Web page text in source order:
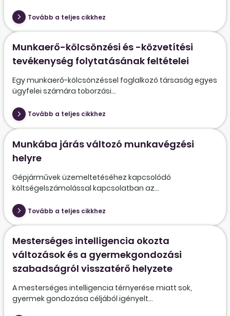
Tovább a teljes cikkhez
Munkaerő-kölcsönzési és -közvetítési
tevékenység folytatásának feltételei
Egy munkaerő-kölcsönzéssel foglalkozó társaság egyes
ügyfelei számára toborzási...
Tovább a teljes cikkhez
Munkába járás változó munkavégzési
helyre
Gépjárművek üzemeltetéséhez kapcsolódó
költségelszámolással kapcsolatban az...
Tovább a teljes cikkhez
Mesterséges intelligencia okozta
változások és a gyermekgondozási
szabadságról visszatérő helyzete
A mesterséges intelligencia térnyerése miatt sok,
gyermek gondozása céljából igényelt...